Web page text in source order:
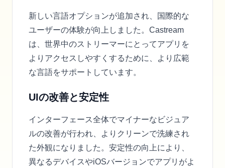
新しい言語オプションが追加され、国際的な
ユーザーの体験が向上しました。Castream
は、世界中のストリーマーにとってアプリを
よりアクセスしやすくするために、より広範
な言語をサポートしています。
UIの改善と安定性
インターフェース全体でマイナーなビジュア
ルの改善が行われ、よりクリーンで洗練され
た外観になりました。安定性の向上により、
異なるデバイスやiOSバージョンでアプリがよ